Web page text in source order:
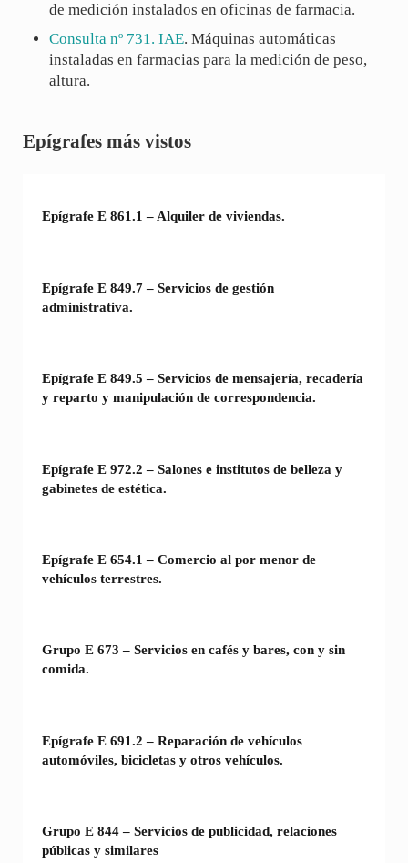
de medición instalados en oficinas de farmacia.
Consulta nº 731. IAE. Máquinas automáticas
instaladas en farmacias para la medición de peso,
altura.
Sidebar
Epígrafes más vistos
Epígrafe E 861.1 – Alquiler de viviendas.
Epígrafe E 849.7 – Servicios de gestión
administrativa.
Epígrafe E 849.5 – Servicios de mensajería, recadería
y reparto y manipulación de correspondencia.
Epígrafe E 972.2 – Salones e institutos de belleza y
gabinetes de estética.
Epígrafe E 654.1 – Comercio al por menor de
vehículos terrestres.
Grupo E 673 – Servicios en cafés y bares, con y sin
comida.
Epígrafe E 691.2 – Reparación de vehículos
automóviles, bicicletas y otros vehículos.
Grupo E 844 – Servicios de publicidad, relaciones
públicas y similares